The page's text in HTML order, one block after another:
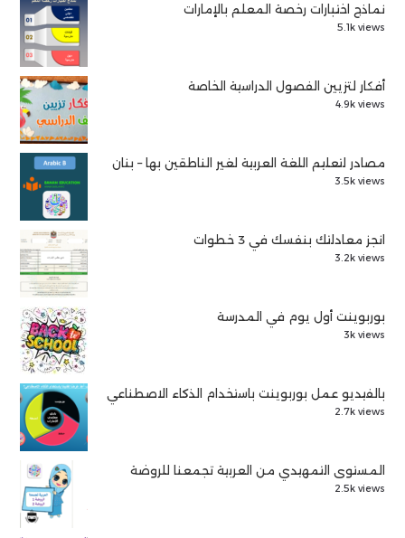
نماذج اختبارات رخصة المعلم بالإمارات
5.1k views
أفكار لتزيين الفصول الدراسية الخاصة
4.9k views
مصادر لتعليم اللغة العربية لغير الناطقين بها – بنان
3.5k views
انجز معادلتك بنفسك في 3 خطوات
3.2k views
بوربوينت أول يوم في المدرسة
3k views
بالفيديو عمل بوربوينت باستخدام الذكاء الاصطناعي
2.7k views
المستوى التمهيدي من العربية تجمعنا للروضة
2.5k views